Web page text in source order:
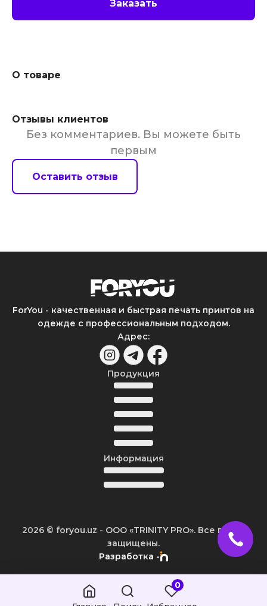
Заказать
О товаре
Отзывы клиентов
Без комментариев. Вы можете быть
первым
Оставить отзыв
ForYou - качественная и быстрая печать принтов на
одежде с профессиональным подходом.
Адрес:
Продукция
Информация
2026 © foryou.uz - ООО «TRINITY PRO». Все права
защищены.
Разработка -
0